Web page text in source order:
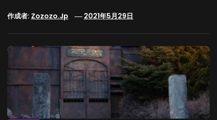
作成者: Zozozo.jp 2021年5月29日